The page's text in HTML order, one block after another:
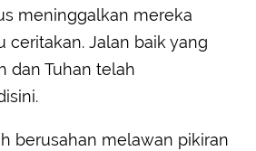
meninggalkan mereka
ceritakan. Jalan baik yang
dan Tuhan telah
berusahan melawan pikiran